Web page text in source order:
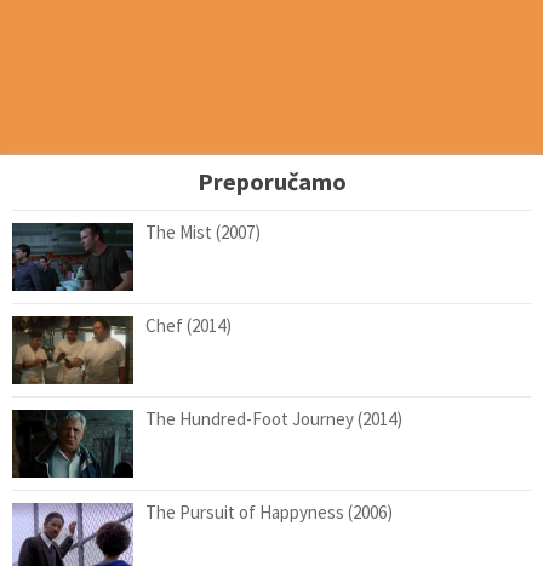
Preporučamo
The Mist (2007)
Chef (2014)
The Hundred-Foot Journey (2014)
The Pursuit of Happyness (2006)